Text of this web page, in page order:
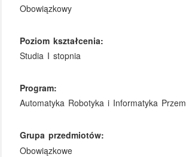
Obowiązkowy
Poziom kształcenia:
Studia I stopnia
Program:
Automatyka Robotyka i Informatyka
Grupa przedmiotów:
Obowiązkowe